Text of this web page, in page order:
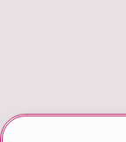
giriş